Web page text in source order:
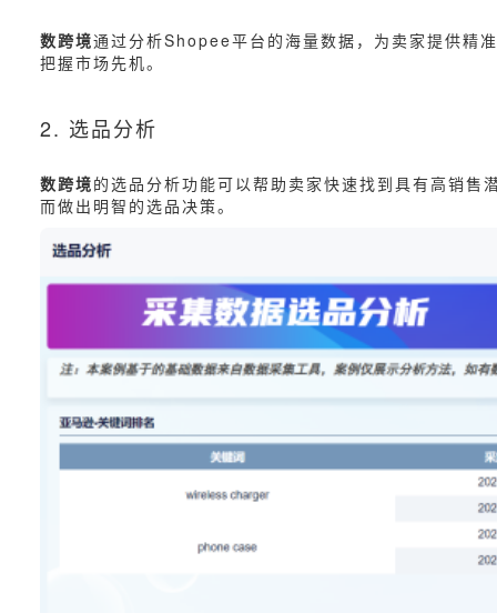
数跨境通过分析Shopee平台的海量数据，为卖家提供精
把握市场先机。
2. 选品分析
数跨境的选品分析功能可以帮助卖家快速找到具有高销
而做出明智的选品决策。